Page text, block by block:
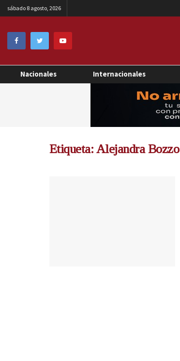
sábado 8 agosto, 2026
Nacionales Internacionales
Etiqueta: Alejandra Bozzo